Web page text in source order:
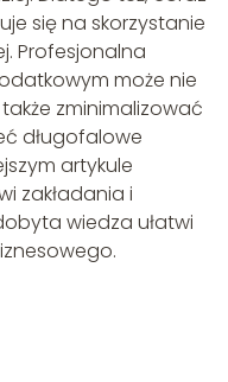
się na skorzystanie
Profesjonalna
może nie
zminimalizować
długofalowe
artykule
zakładania i
wiedza ułatwi